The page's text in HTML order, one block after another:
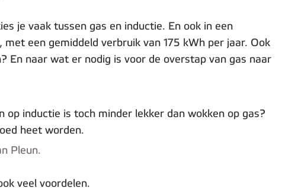
je vaak tussen gas en inductie. En ook in een
een gemiddeld verbruik van 175 kWh per jaar. Ook
En naar wat er nodig is voor de overstap van gas naar
op inductie is toch minder lekker dan wokken op gas?
heet worden.
Pleun.
veel voordelen.